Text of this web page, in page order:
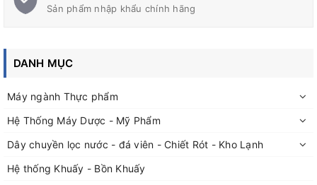
khuấy inox chuyên dụng trong các ngành: Keo, sơn, mỹ
phẩm,....đến các bồn chứa vi sinh trong ngành dược và thực
phẩm
Đặt hàng, thiết kế, gia công theo yêu cầu thực tế; Quý khách
Sản phẩm nhập khẩu chính hãng
DANH MỤC
Máy ngành Thực phẩm
Hệ Thống Máy Dược - Mỹ Phẩm
Dây chuyền lọc nước - đá viên - Chiết Rót - Kho Lạnh
Hệ thống Khuấy - Bồn Khuấy